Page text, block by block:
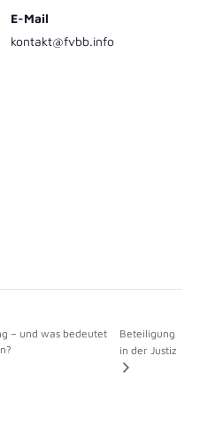
E-Mail
kontakt@fvbb.info
– und was bedeutet
Beteiligung
in der Justiz